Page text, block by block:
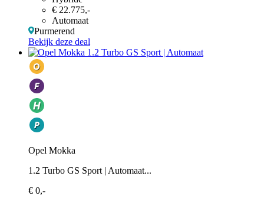
€ 22.775,-
Automaat
Purmerend
Bekijk deze deal
Opel Mokka
1.2 Turbo GS Sport | Automaat...
€ 0,-